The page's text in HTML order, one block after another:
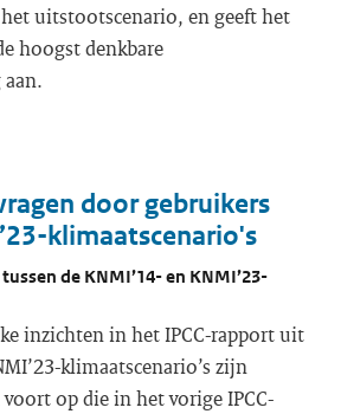
uitstootscenario, en geeft het
hoogst denkbare
door gebruikers
klimaatscenario's
de KNMI’14- en KNMI’23-
inzichten in het IPCC-rapport uit
klimaatscenario’s zijn
op die in het vorige IPCC-